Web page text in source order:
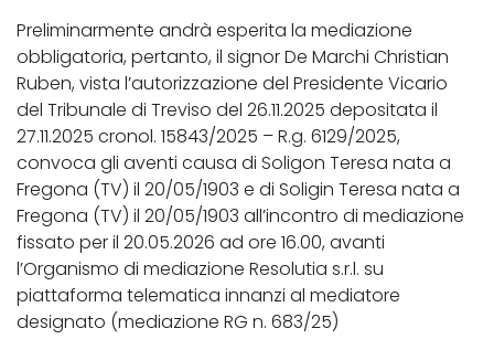
Preliminarmente andrà esperita la mediazione
obbligatoria, pertanto, il signor De Marchi Christian
Ruben, vista l’autorizzazione del Presidente Vicario
del Tribunale di Treviso del 26.11.2025 depositata il
27.11.2025 cronol. 15843/2025 – R.g. 6129/2025,
convoca gli aventi causa di Soligon Teresa nata a
Fregona (TV) il 20/05/1903 e di Soligin Teresa nata a
Fregona (TV) il 20/05/1903 all’incontro di mediazione
fissato per il 20.05.2026 ad ore 16.00, avanti
l’Organismo di mediazione Resolutia s.r.l. su
piattaforma telematica innanzi al mediatore
designato (mediazione RG n. 683/25)